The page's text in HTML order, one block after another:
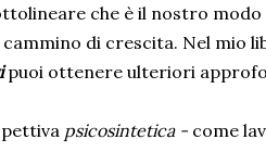
che è il nostro modo
di crescita. Nel mio
puoi ottenere ulteriori
psicosintetica - come